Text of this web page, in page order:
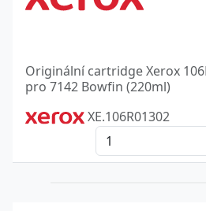
Originální cartridge Xerox
pro 7142 Bowfin (220ml)
XE.106R01302